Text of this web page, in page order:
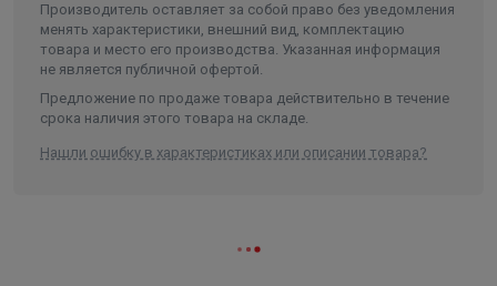
Производитель оставляет за собой право без уведомления
менять характеристики, внешний вид, комплектацию
товара и место его производства. Указанная информация
не является публичной офертой.
Предложение по продаже товара действительно в течение
срока наличия этого товара на складе.
Нашли ошибку в характеристиках или описании товара?